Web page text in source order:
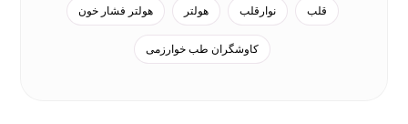
قلب نوارقلب هولتر هولتر فشار خون
کاوشگران طب خوارزمی